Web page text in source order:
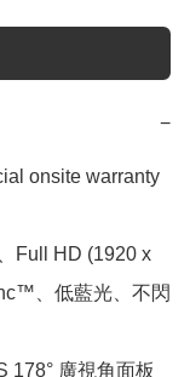
−
onsite warranty
Full HD (1920 x
、低藍光、不閃
178° 廣視角面板